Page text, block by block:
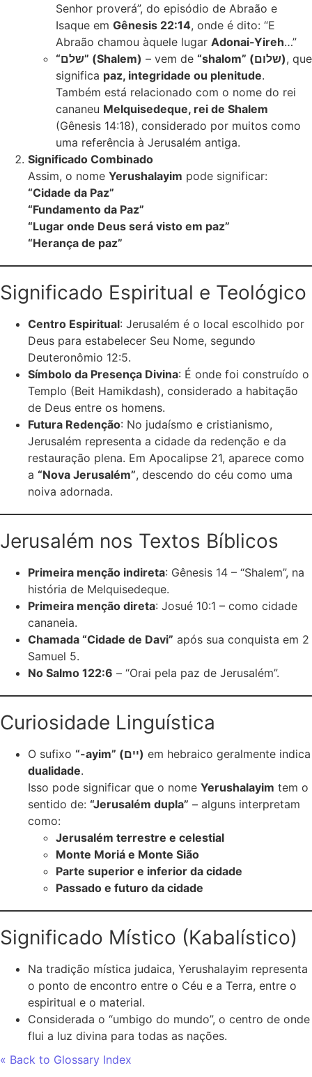
Senhor proverá”, do episódio de Abraão e
Isaque em Gênesis 22:14, onde é dito: “E
Abraão chamou àquele lugar Adonai-Yireh…”
“שלם” (Shalem) – vem de “shalom” (שלום), que
significa paz, integridade ou plenitude.
Também está relacionado com o nome do rei
cananeu Melquisedeque, rei de Shalem
(Gênesis 14:18), considerado por muitos como
uma referência à Jerusalém antiga.
Significado Combinado
Assim, o nome Yerushalayim pode significar:
“Cidade da Paz”
“Fundamento da Paz”
“Lugar onde Deus será visto em paz”
“Herança de paz”
Significado Espiritual e Teológico
Centro Espiritual: Jerusalém é o local escolhido por
Deus para estabelecer Seu Nome, segundo
Deuteronômio 12:5.
Símbolo da Presença Divina: É onde foi construído o
Templo (Beit Hamikdash), considerado a habitação
de Deus entre os homens.
Futura Redenção: No judaísmo e cristianismo,
Jerusalém representa a cidade da redenção e da
restauração plena. Em Apocalipse 21, aparece como
a “Nova Jerusalém”, descendo do céu como uma
noiva adornada.
Jerusalém nos Textos Bíblicos
Primeira menção indireta: Gênesis 14 – “Shalem”, na
história de Melquisedeque.
Primeira menção direta: Josué 10:1 – como cidade
cananeia.
Chamada “Cidade de Davi” após sua conquista em 2
Samuel 5.
No Salmo 122:6 – “Orai pela paz de Jerusalém”.
Curiosidade Linguística
O sufixo “-ayim” (יים) em hebraico geralmente indica
dualidade.
Isso pode significar que o nome Yerushalayim tem o
sentido de: “Jerusalém dupla” – alguns interpretam
como:
Jerusalém terrestre e celestial
Monte Moriá e Monte Sião
Parte superior e inferior da cidade
Passado e futuro da cidade
Significado Místico (Kabalístico)
Na tradição mística judaica, Yerushalayim representa
o ponto de encontro entre o Céu e a Terra, entre o
espiritual e o material.
Considerada o “umbigo do mundo”, o centro de onde
flui a luz divina para todas as nações.
« Back to Glossary Index